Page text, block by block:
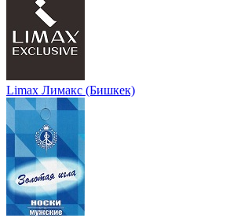
Limax Лимакс (Бишкек)